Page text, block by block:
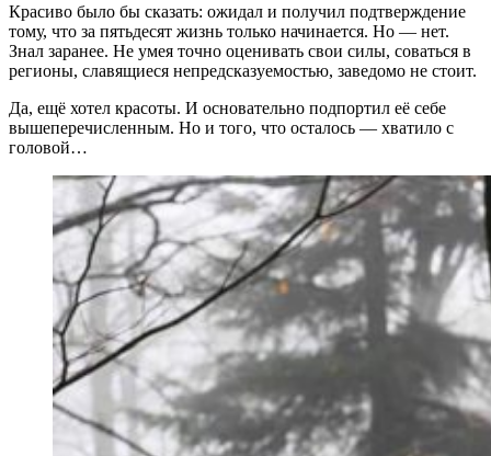
Красиво было бы сказать: ожидал и получил подтверждение
тому, что за пятьдесят жизнь только начинается. Но — нет.
Знал заранее. Не умея точно оценивать свои силы, соваться в
регионы, славящиеся непредсказуемостью, заведомо не стоит.
Да, ещё хотел красоты. И основательно подпортил её себе
вышеперечисленным. Но и того, что осталось — хватило с
головой…